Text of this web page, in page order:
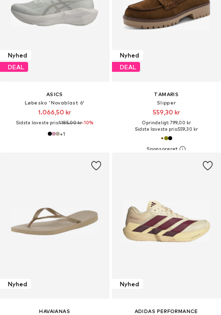
Nyhed
DEAL
ASICS
Løbesko 'Novablast 6'
1.066,50 kr
Sidste laveste pris:1.185,00 kr-10%
+1
Nyhed
DEAL
TAMARIS
Slipper
559,30 kr
Oprindeligt: 799,00 kr
Sidste laveste pris:559,30 kr
Nyhed
HAVAIANAS
Nyhed
ADIDAS PERFORMANCE